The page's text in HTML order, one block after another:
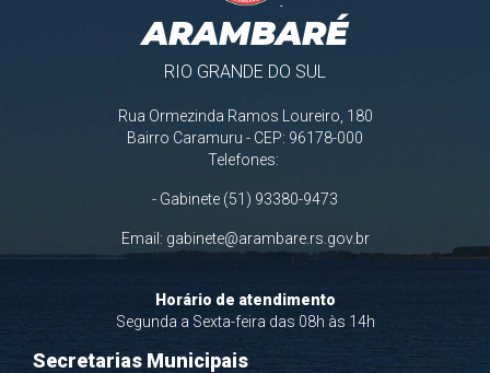
ARAMBARÉ
RIO GRANDE DO SUL
Rua Ormezinda Ramos Loureiro, 180
Bairro Caramuru - CEP: 96178-000
Telefones:
- Gabinete (51) 93380-9473
Email: gabinete@arambare.rs.gov.br
Horário de atendimento
Segunda a Sexta-feira das 08h às 14h
Secretarias Municipais